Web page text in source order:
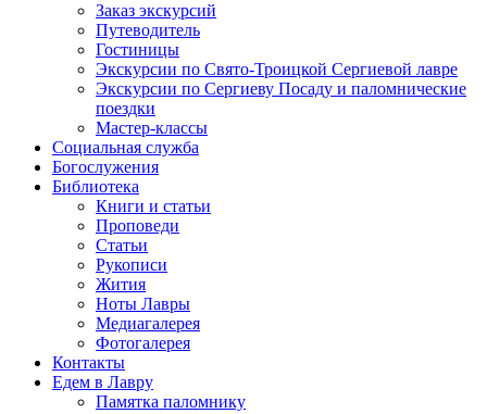
Заказ экскурсий
Путеводитель
Гостиницы
Экскурсии по Свято-Троицкой Сергиевой лавре
Экскурсии по Сергиеву Посаду и паломнические
поездки
Мастер-классы
Социальная служба
Богослужения
Библиотека
Книги и статьи
Проповеди
Статьи
Рукописи
Жития
Ноты Лавры
Медиагалерея
Фотогалерея
Контакты
Едем в Лавру
Памятка паломнику